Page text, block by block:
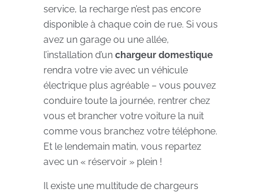
service, la recharge n’est pas encore
disponible à chaque coin de rue. Si vous
avez un garage ou une allée,
l’installation d’un chargeur domestique
rendra votre vie avec un véhicule
électrique plus agréable – vous pouvez
conduire toute la journée, rentrer chez
vous et brancher votre voiture la nuit
comme vous branchez votre téléphone.
Et le lendemain matin, vous repartez
avec un « réservoir » plein !
Il existe une multitude de chargeurs